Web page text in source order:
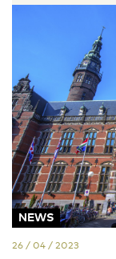
NEWS
26 / 04 / 2023